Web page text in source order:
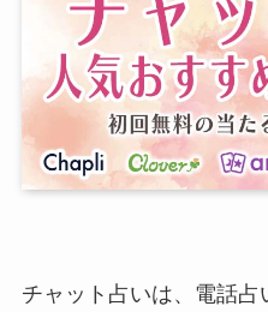
チャット占いは、電話占